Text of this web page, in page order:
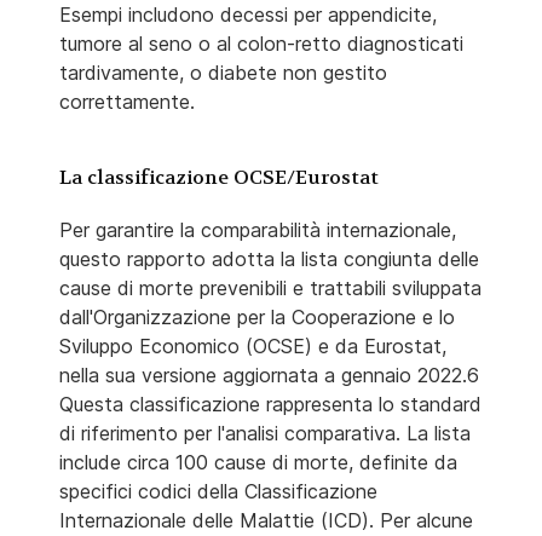
Esempi includono decessi per appendicite,
tumore al seno o al colon-retto diagnosticati
tardivamente, o diabete non gestito
correttamente.
La classificazione OCSE/Eurostat
Per garantire la comparabilità internazionale,
questo rapporto adotta la lista congiunta delle
cause di morte prevenibili e trattabili sviluppata
dall'Organizzazione per la Cooperazione e lo
Sviluppo Economico (OCSE) e da Eurostat,
nella sua versione aggiornata a gennaio 2022.6
Questa classificazione rappresenta lo standard
di riferimento per l'analisi comparativa. La lista
include circa 100 cause di morte, definite da
specifici codici della Classificazione
Internazionale delle Malattie (ICD). Per alcune